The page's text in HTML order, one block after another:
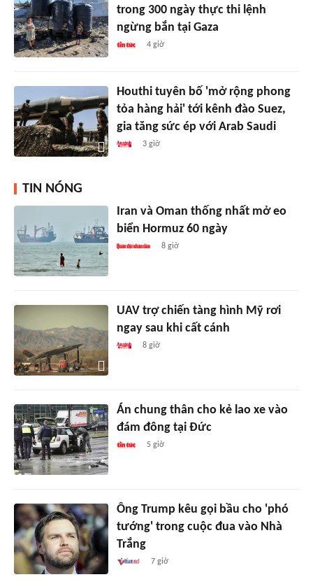
trong 300 ngày thực thi lệnh
ngừng bắn tại Gaza
4 giờ
Houthi tuyên bố 'mở rộng phong
tỏa hàng hải' tới kênh đào Suez,
gia tăng sức ép với Arab Saudi
3 giờ
TIN NÓNG
Iran và Oman thống nhất mở eo
biển Hormuz 60 ngày
8 giờ
UAV trợ chiến tàng hình Mỹ rơi
ngay sau khi cất cánh
8 giờ
Án chung thân cho kẻ lao xe vào
đám đông tại Đức
5 giờ
Ông Trump kêu gọi bầu cho 'phó
tướng' trong cuộc đua vào Nhà
Trắng
7 giờ